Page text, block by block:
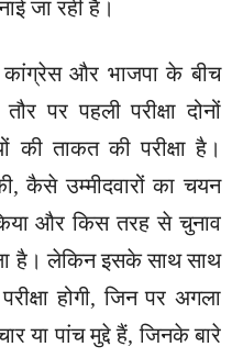
जा रही है।
कांग्रेस और भाजपा के बीच
पर पहली परीक्षा दोनों
की ताकत की परीक्षा है।
कैसे उम्मीदवारों का चयन
और किस तरह से चुनाव
है। लेकिन इसके साथ साथ
होगी, जिन पर अगला
या पांच मुद्दे हैं, जिनके बारे